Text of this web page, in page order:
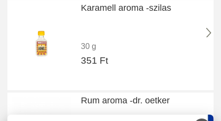
Karamell aroma -szilas
30 g
351 Ft
Rum aroma -dr. oetker